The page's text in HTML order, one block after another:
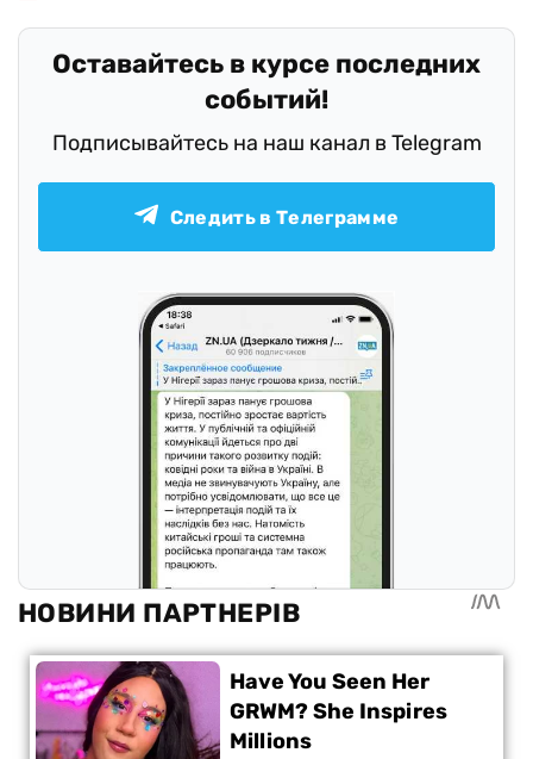
Оставайтесь в курсе последних
событий!
Подписывайтесь на наш канал в Telegram
Следить в Телеграмме